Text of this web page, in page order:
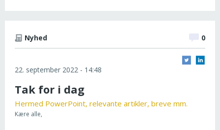
Nyhed 0
22. september 2022 - 14:48
Tak for i dag
Hermed PowerPoint, relevante artikler, breve mm.
Kære alle,